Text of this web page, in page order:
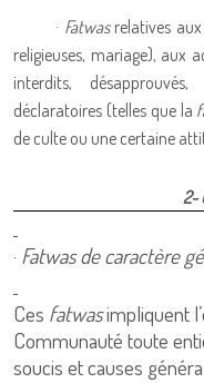
· Fatwasrelatives
religieuses, mariage), aux
interdits,
déclaratoires (telles que la
de culte ou une certaine
2-
· Fatwas de caractère
Ces fatwasimpliquent
Communauté toute
soucis et causes